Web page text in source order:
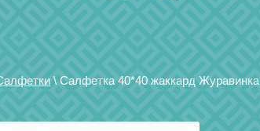
\Салфетка 40*40 жаккард Журавинка